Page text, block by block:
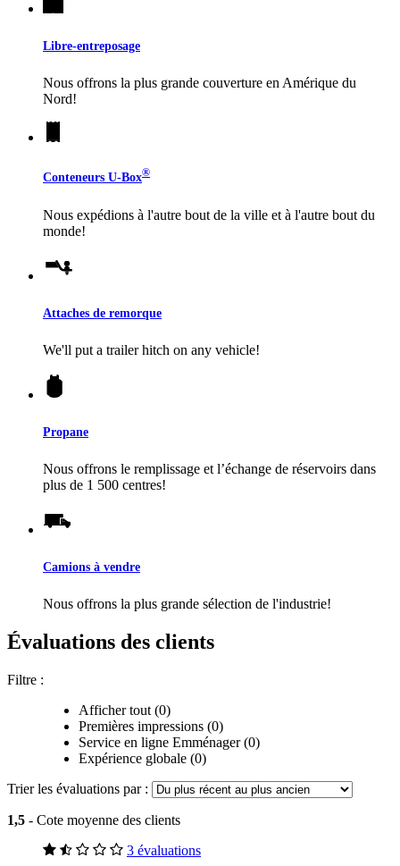
Libre-entreposage
Nous offrons la plus grande couverture en Amérique du
Nord!
Conteneurs U-Box®
Nous expédions à l'autre bout de la ville et à l'autre bout du
monde!
Attaches de remorque
We'll put a trailer hitch on any vehicle!
Propane
Nous offrons le remplissage et l’échange de réservoirs dans
plus de 1 500 centres!
Camions à vendre
Nous offrons la plus grande sélection de l'industrie!
Évaluations des clients
Filtre :
Afficher tout (0)
Premières impressions (0)
Service en ligne Emménager (0)
Expérience globale (0)
Trier les évaluations par :
1,5 - Cote moyenne des clients
3 évaluations